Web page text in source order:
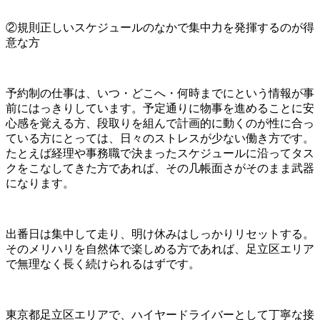
②規則正しいスケジュールのなかで集中力を発揮するのが得
意な方
予約制の仕事は、いつ・どこへ・何時までにという情報が事
前にはっきりしています。予定通りに物事を進めることに安
心感を覚える方、段取りを組んで計画的に動くのが性に合っ
ている方にとっては、日々のストレスが少ない働き方です。
たとえば経理や事務職で決まったスケジュールに沿ってタス
クをこなしてきた方であれば、その几帳面さがそのまま武器
になります。
出番日は集中して走り、明け休みはしっかりリセットする。
そのメリハリを自然体で楽しめる方であれば、足立区エリア
で無理なく長く続けられるはずです。
東京都足立区エリアで、ハイヤードライバーとして丁寧な接